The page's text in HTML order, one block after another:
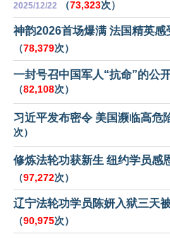
2025/12/22 （73,323次）
神韵2026首场爆满 法国精英感
（78,379次）
一封号召中国军人“抗命”的公
（82,108次）
习近平发布密令 美国濒临高危
次）
修炼法轮功获新生 纽约学员感
（97,272次）
辽宁法轮功学员陈妍入狱三天
（90,975次）